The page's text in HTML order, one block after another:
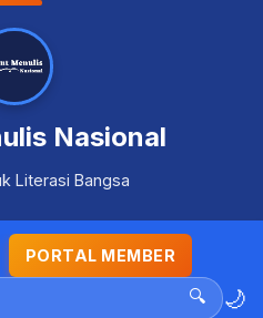
Nasional
Literasi Bangsa
PORTAL MEMBER
🔍 🌙